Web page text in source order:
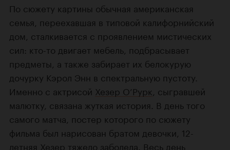
По сюжету картины обычная американская
семья, переехавшая в типовой калифорнийский
дом, сталкивается с проявлением мистических
сил: кто-то двигает мебель, подбрасывает
предметы, а также забирает их белокурую
дочурку Кэрол Энн в спектральную пустоту.
Именно с актрисой Хезер О’Рурк , сыгравшей
малютку, связана жуткая история. В день того
самого матча, постер которого по сюжету
фильма был нарисован братом девочки, 12-
летняя Хезер тяжело заболела. Весь день